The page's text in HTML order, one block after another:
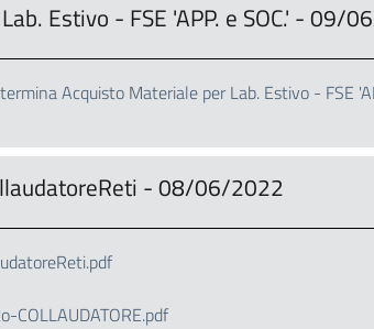
Estivo - FSE 'APP. e SOC.' - 09/
Acquisto Materiale per Lab. Estivo - FSE
- 08/06/2022